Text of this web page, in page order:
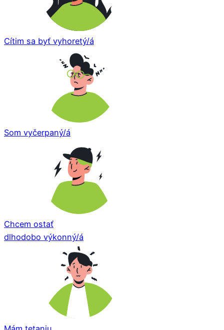
Cítim sa byť vyhoretý/á
Som vyčerpaný/á
Chcem ostať
dlhodobo výkonný/á